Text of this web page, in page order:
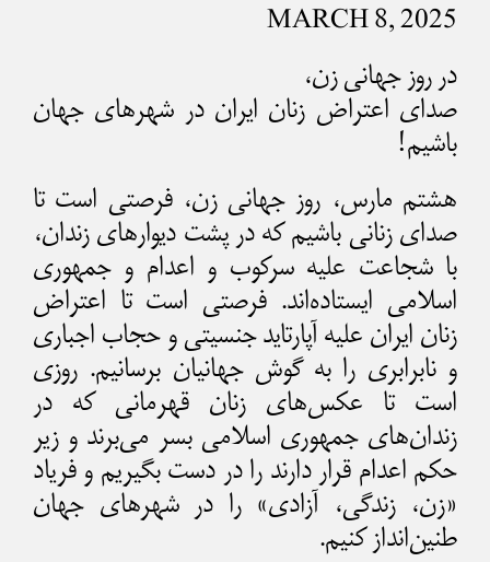
MARCH 8, 2025
در روز جهانی زن،
صدای اعتراض زنان ایران در شهرهای جهان
باشیم!
هشتم مارس، روز جهانی زن، فرصتی‌ است تا
صدای زنانی باشیم که در پشت دیوارهای زندان،
با شجاعت علیه سرکوب و اعدام و جمهوری
اسلامی ایستاده‌اند. فرصتی است تا اعتراض
زنان ایران علیه آپارتاید جنسیتی و حجاب اجباری
و نابرابری را به گوش جهانیان برسانیم. روزی‌
است تا عکس‌های زنان قهرمانی که در
زندان‌های جمهوری اسلامی بسر می‌برند و زیر
حکم اعدام قرار دارند را در دست بگیریم و فریاد
«زن، زندگی، آزادی» را در شهرهای جهان
طنین‌انداز کنیم.